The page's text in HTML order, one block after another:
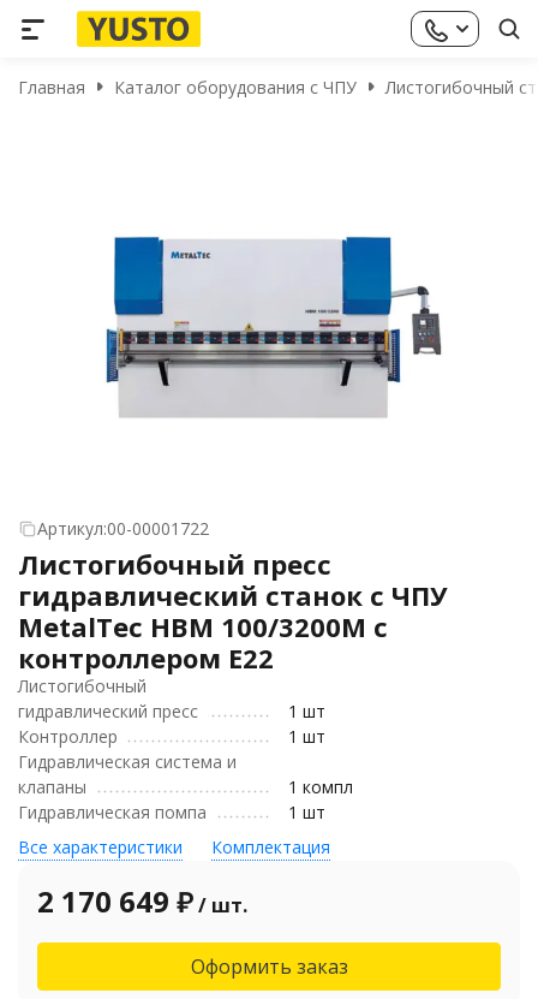
Главная Каталог оборудования с ЧПУ Листогибочный
Артикул:00-00001722
Листогибочный пресс
гидравлический станок с ЧПУ
MetalTec HBM 100/3200М с
контроллером Е22
Листогибочный
гидравлический пресс
1 шт
Контроллер
1 шт
Гидравлическая система и
клапаны
1 компл
Гидравлическая помпа
1 шт
Все характеристики
Комплектация
2 170 649 ₽/ шт.
Оформить заказ